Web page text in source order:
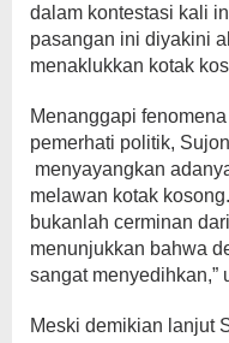
dalam kontestasi kali
pasangan ini diyakini
menaklukkan kotak
Menanggapi
pemerhati politik,
menyayangkan
melawan kotak
bukanlah cerminan
menunjukkan bahwa
sangat menyedihkan,”
Meski demikian lanjut